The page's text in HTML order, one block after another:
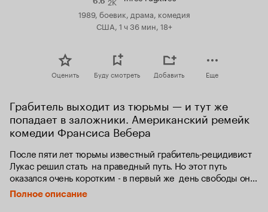
Кинопоиска
1989, боевик, драма, комедия
США, 1 ч 36 мин, 18+
Оценить Буду смотреть Добавить Еще
Грабитель выходит из тюрьмы — и тут же
попадает в заложники. Американский ремейк
комедии Франсиса Вебера
После пяти лет тюрьмы известный грабитель-рецидивист
Лукас решил стать  на праведный путь. Но этот путь
оказался очень коротким - в первый же  день свободы он
становится заложником человека, доведенного до такой
степени отчаяния, что ему остается только грабить банк.
Полное описание